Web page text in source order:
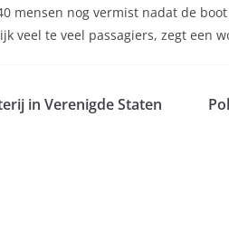
mensen nog vermist nadat de
veel te veel passagiers, zegt een
in Verenigde Staten